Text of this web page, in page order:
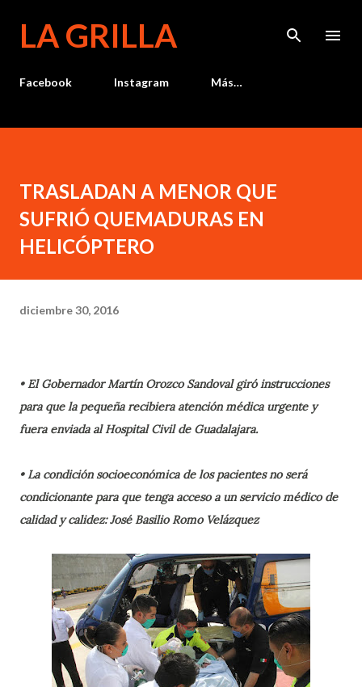
LA GRILLA
Facebook Instagram Más…
TRASLADAN A MENOR QUE
SUFRIÓ QUEMADURAS EN
HELICÓPTERO
diciembre 30, 2016
• El Gobernador Martín Orozco Sandoval giró instrucciones
para que la pequeña recibiera atención médica urgente y
fuera enviada al Hospital Civil de Guadalajara.
• La condición socioeconómica de los pacientes no será
condicionante para que tenga acceso a un servicio médico de
calidad y calidez: José Basilio Romo Velázquez